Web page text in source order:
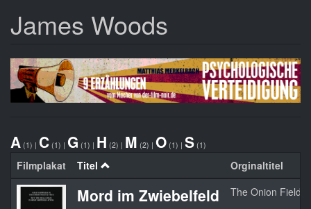
James Woods
A (1) | C (1) | G (1) | H (2) | M (2) | O (1) | S (1)
Filmplakat Titel Orginaltitel
Mord im Zwiebelfeld The Onion Field